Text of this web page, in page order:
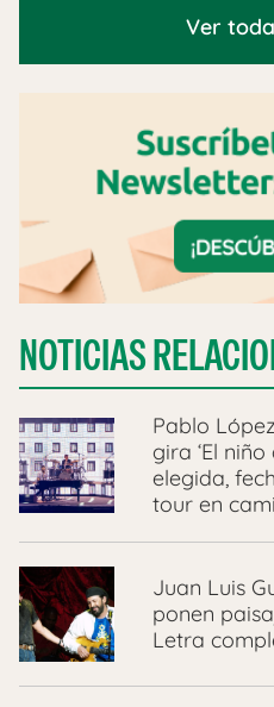
Ver
NOTICIAS
Pablo
gira ‘El
elegida,
tour en
Juan Luis
ponen
Letra